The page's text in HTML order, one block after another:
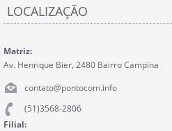
LOCALIZAÇÃO
Matriz:
Av. Henrique Bier, 2480 Bairro Campina
contato@pontocom.info
(51)3568-2806
Filial: